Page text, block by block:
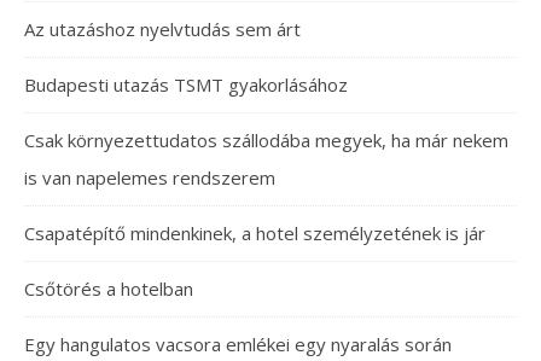
Az utazáshoz nyelvtudás sem árt
Budapesti utazás TSMT gyakorlásához
Csak környezettudatos szállodába megyek, ha már nekem
is van napelemes rendszerem
Csapatépítő mindenkinek, a hotel személyzetének is jár
Csőtörés a hotelban
Egy hangulatos vacsora emlékei egy nyaralás során